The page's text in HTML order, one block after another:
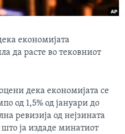
економијата
да расте во тековниот
дека економијата се
од 1,5% од јануари до
ревизија од нејзината
ја издаде минатиот